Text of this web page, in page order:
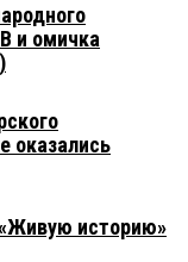
и омичка
оказались
историю»